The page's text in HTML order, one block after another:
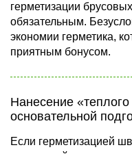
герметизации
обязательным.
экономии герметика,
приятным бонусом.
Нанесение
основательной
Если герметизацией